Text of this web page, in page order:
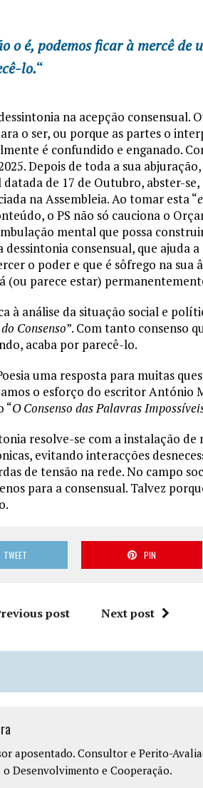
o é, podemos ficar à mercê de
lo.“
na acepção consensual.
o ser, ou porque as partes o
é confundido e enganado.
Depois de toda a sua
de 17 de Outubro, abster-se,
na Assembleia. Ao tomar esta “
o PS não só cauciona o
mental que possa
dessintonia consensual, que ajuda
o poder e que é sôfrego na sua
(ou parece estar)
à análise da situação social e
Consenso”. Com tanto consenso
acaba por parecê-lo.
uma resposta para muitas
o esforço do escritor António
“O Consenso das Palavras
resolve-se com a instalação
evitando interacções
de tensão na rede. No campo
para a consensual. Talvez
TWEET PIN
post Next post
aposentado. Consultor e Perito-
Desenvolvimento e Cooperação.